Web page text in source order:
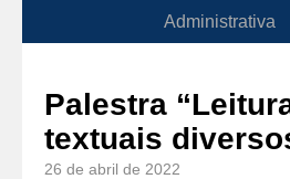
Administrativa
Palestra
textuais
26 de abril de 2022